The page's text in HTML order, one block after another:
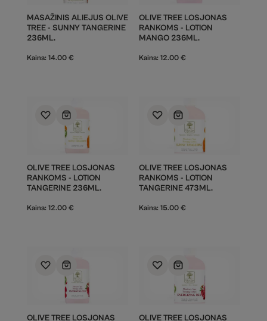
MASAŽINIS ALIEJUS OLIVE
TREE - SUNNY TANGERINE
236ML.
Kaina: 14.00 €
OLIVE TREE LOSJONAS
RANKOMS - LOTION
MANGO 236ML.
Kaina: 12.00 €
OLIVE TREE LOSJONAS
RANKOMS - LOTION
TANGERINE 236ML.
Kaina: 12.00 €
OLIVE TREE LOSJONAS
RANKOMS - LOTION
TANGERINE 473ML.
Kaina: 15.00 €
OLIVE TREE LOSJONAS
OLIVE TREE LOSJONAS